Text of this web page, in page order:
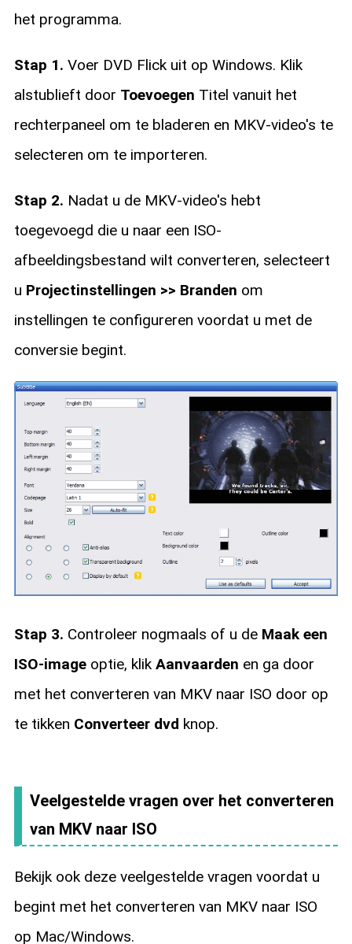
het programma.
Stap 1. Voer DVD Flick uit op Windows. Klik
alstublieft door Toevoegen Titel vanuit het
rechterpaneel om te bladeren en MKV-video's te
selecteren om te importeren.
Stap 2. Nadat u de MKV-video's hebt
toegevoegd die u naar een ISO-
afbeeldingsbestand wilt converteren, selecteert
u Projectinstellingen >> Branden om
instellingen te configureren voordat u met de
conversie begint.
Stap 3. Controleer nogmaals of u de Maak een
ISO-imageoptie, klik Aanvaarden en ga door
met het converteren van MKV naar ISO door op
te tikken Converteer dvd knop.
Veelgestelde vragen over het converteren
van MKV naar ISO
Bekijk ook deze veelgestelde vragen voordat u
begint met het converteren van MKV naar ISO
op Mac/Windows.